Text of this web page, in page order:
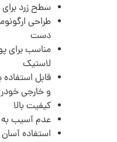
سطح زرد برای
طراحی
دست
مناسب برای
لاستیک
قابل
و خارجی
کیفیت بالا
عدم آسیب
استفاده آسان